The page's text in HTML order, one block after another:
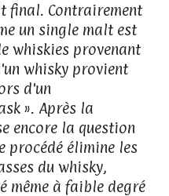
final. Contrairement
un single malt est
whiskies provenant
whisky provient
d'un
». Après la
encore la question
procédé élimine les
du whisky,
à faible degré